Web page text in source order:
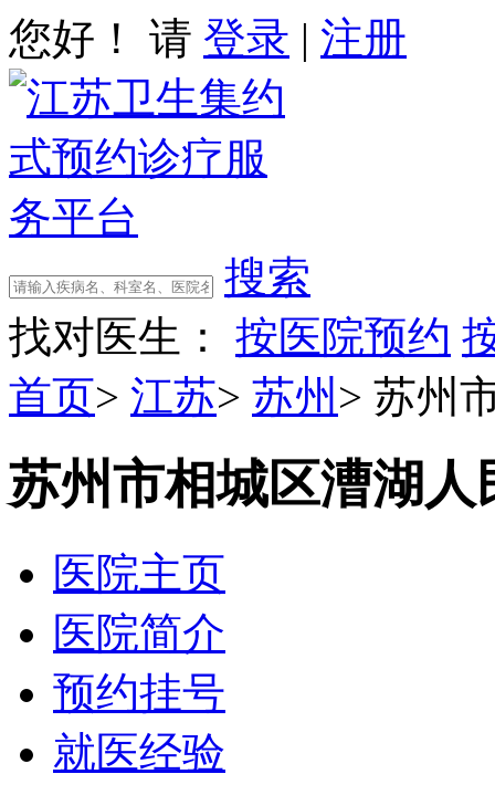
您好！ 请 登录 | 注册
搜索
找对医生：
按医院预约
首页> 江苏> 苏州 > 苏州
苏州市相城区漕湖
医院主页
医院简介
预约挂号
就医经验